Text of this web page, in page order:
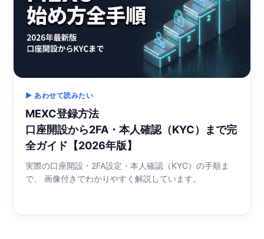
▶ あわせて読みたい
MEXC登録方法
口座開設から2FA・本人確認（KYC）まで完
全ガイド【2026年版】
実際の口座開設・2FA設定・本人確認（KYC）の手順ま
で、 画像付きでわかりやすく解説しています。